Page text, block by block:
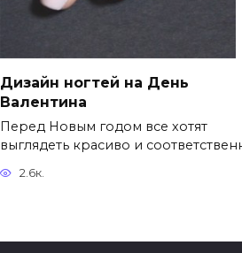
Дизайн ногтей на День
Валентина
Перед Новым годом все хотят
выглядеть красиво и
2.6к.